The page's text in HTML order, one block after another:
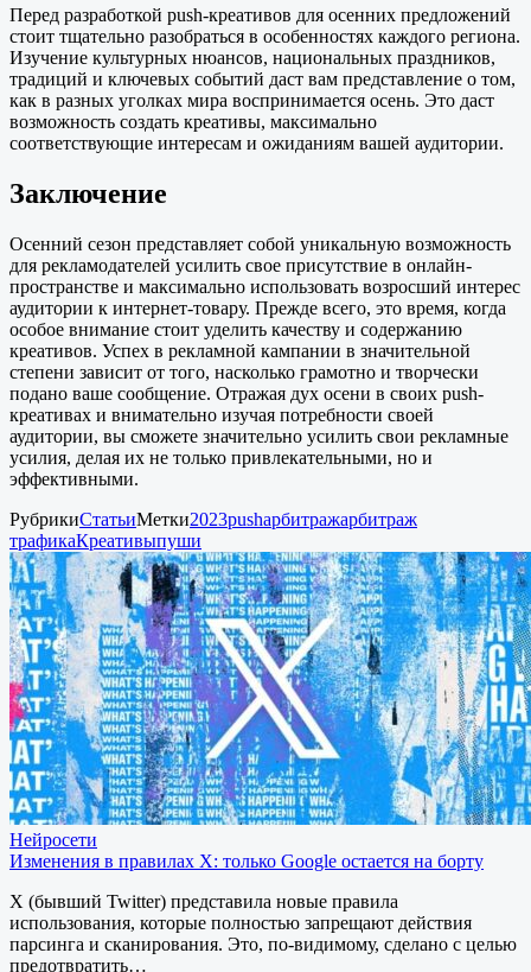
Перед разработкой push-креативов для осенних предложений
стоит тщательно разобраться в особенностях каждого региона.
Изучение культурных нюансов, национальных праздников,
традиций и ключевых событий даст вам представление о том,
как в разных уголках мира воспринимается осень. Это даст
возможность создать креативы, максимально
соответствующие интересам и ожиданиям вашей аудитории.
Заключение
Осенний сезон представляет собой уникальную возможность
для рекламодателей усилить свое присутствие в онлайн-
пространстве и максимально использовать возросший интерес
аудитории к интернет-товару. Прежде всего, это время, когда
особое внимание стоит уделить качеству и содержанию
креативов. Успех в рекламной кампании в значительной
степени зависит от того, насколько грамотно и творчески
подано ваше сообщение. Отражая дух осени в своих push-
креативах и внимательно изучая потребности своей
аудитории, вы сможете значительно усилить свои рекламные
усилия, делая их не только привлекательными, но и
эффективными.
РубрикиСтатьиМетки2023pushарбитражарбитраж
трафикаКреативыпуши
Нейросети
Изменения в правилах X: только Google остается на борту
X (бывший Twitter) представила новые правила
использования, которые полностью запрещают действия
парсинга и сканирования. Это, по-видимому, сделано с целью
предотвратить…